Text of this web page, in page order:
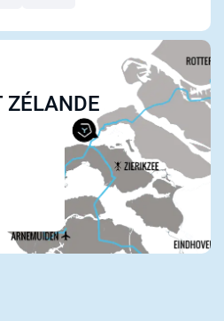
ZÉLANDE